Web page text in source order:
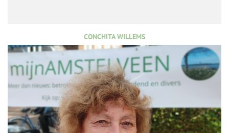
CONCHITA WILLEMS